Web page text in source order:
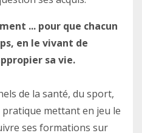
... pour que chacun
en le vivant de
sa vie.
de la santé, du sport,
mettant en jeu le
ses formations sur